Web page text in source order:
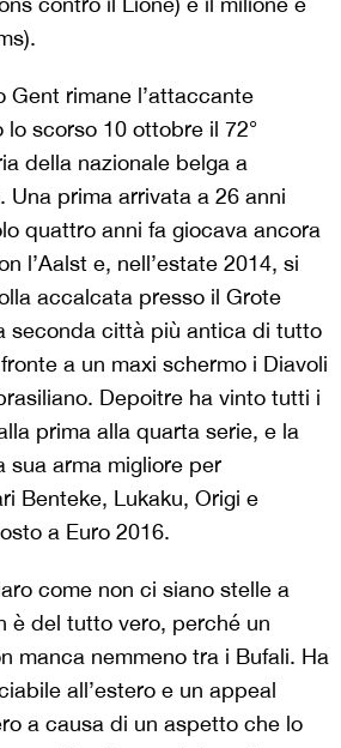
Gent rimane l’attaccante
scorso 10 ottobre il 72°
della nazionale belga a
Una prima arrivata a 26 anni
quattro anni fa giocava ancora
l’Aalst e, nell’estate 2014, si
accalcata presso il Grote
seconda città più antica di tutto
a un maxi schermo i Diavoli
Depoitre ha vinto tutti i
prima alla quarta serie, e la
sua arma migliore per
Benteke, Lukaku, Origi e
a Euro 2016.
come non ci siano stelle a
è del tutto vero, perché un
manca nemmeno tra i Bufali. Ha
all’estero e un appeal
a causa di un aspetto che lo